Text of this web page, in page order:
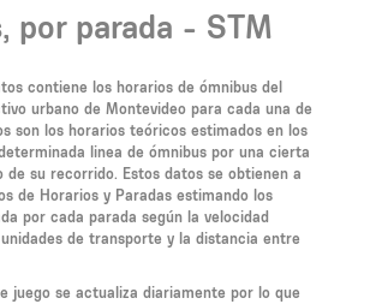
por parada - STM
contiene los horarios de ómnibus del
urbano de Montevideo para cada una de
son los horarios teóricos estimados en los
linea de ómnibus por una cierta
de su recorrido. Estos datos se obtienen a
de Horarios y Paradas estimando los
por cada parada según la velocidad
de transporte y la distancia entre
juego se actualiza diariamente por lo que